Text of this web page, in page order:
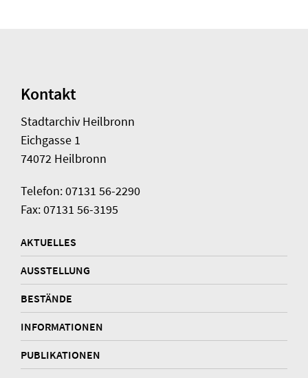
Kontakt
Stadtarchiv Heilbronn
Eichgasse 1
74072 Heilbronn
Telefon: 07131 56-2290
Fax: 07131 56-3195
AKTUELLES
AUSSTELLUNG
BESTÄNDE
INFORMATIONEN
PUBLIKATIONEN